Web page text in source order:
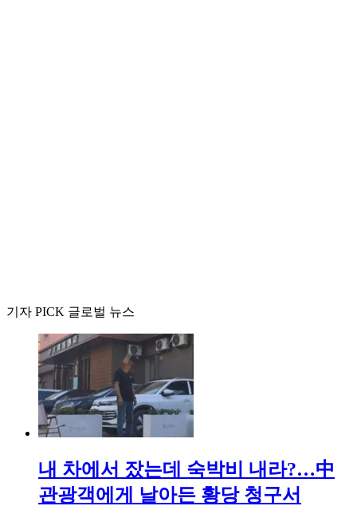
기자 PICK 글로벌 뉴스
내 차에서 잤는데 숙박비 내라?…中
관광객에게 날아든 황당 청구서